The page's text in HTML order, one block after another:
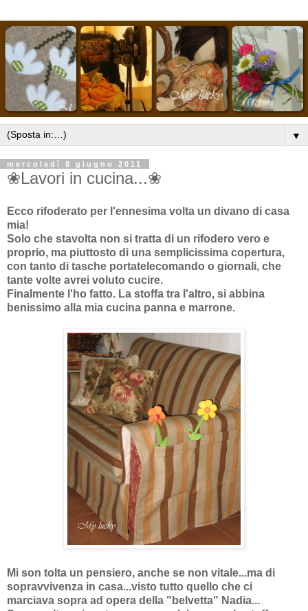
▼
mercoledì 8 giugno 2011
❀Lavori in cucina...❀
Ecco rifoderato per l'ennesima volta un divano di casa
mia!
Solo che stavolta non si tratta di un rifodero vero e
proprio, ma piuttosto di una semplicissima copertura,
con tanto di tasche portatelecomando o giornali, che
tante volte avrei voluto cucire.
Finalmente l'ho fatto. La stoffa tra l'altro, si abbina
benissimo alla mia cucina panna e marrone.
Mi son tolta un pensiero, anche se non vitale...ma di
sopravvivenza in casa...visto tutto quello che ci
marciava sopra ad opera della "belvetta" Nadia...